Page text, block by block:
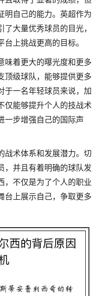
明自己的能力。英超作为
大量优秀球员的目光，
上挑战更高的目标。
味着更大的曝光度和更多
顶级球队，能够提供更多
于一名年轻球员来说，加
仅能够提升个人的技战术
一步增强自己的国际声
战术体系和发展潜力。切
，并且有着明确的球队发
，不仅是为了个人的职业
台上展示自己，争取更多